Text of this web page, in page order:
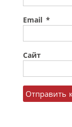
Email *
Сайт